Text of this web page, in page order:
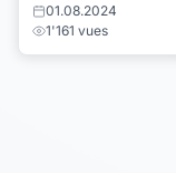
01.08.2024
1'161 vues